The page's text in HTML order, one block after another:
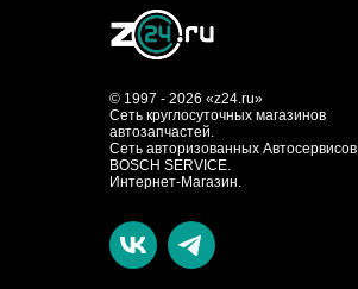
© 1997 - 2026 «z24.ru»
Cеть круглосуточных магазинов
автозапчастей.
Сеть авторизованных Автосервисов
BOSCH SERVICE.
Интернет-Магазин.